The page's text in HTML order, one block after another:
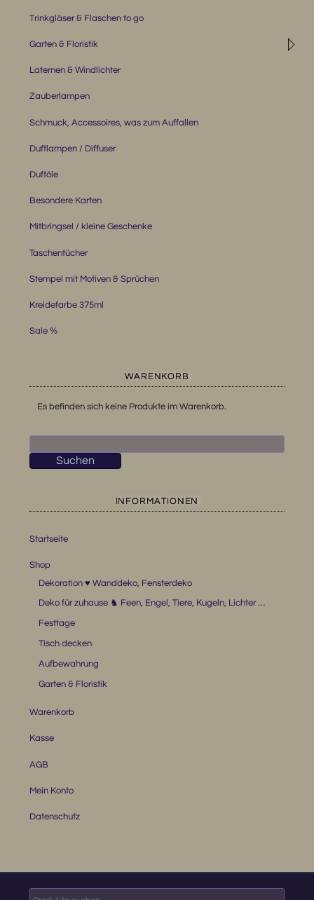
Trinkgläser & Flaschen to go
◹
Garten & Floristik
Laternen & Windlichter
Zauberlampen
Schmuck, Accessoires, was zum Auffallen
Duftlampen / Diffuser
Duftöle
Besondere Karten
Mitbringsel / kleine Geschenke
Taschentücher
Stempel mit Motiven & Sprüchen
Kreidefarbe 375ml
Sale %
WARENKORB
Es befinden sich keine Produkte im Warenkorb.
nach: Suchen
INFORMATIONEN
Startseite
Shop
Dekoration ♥ Wanddeko, Fensterdeko
Deko für zuhause ♞ Feen, Engel, Tiere, Kugeln, Lichter …
Festtage
Tisch decken
Aufbewahrung
Garten & Floristik
Warenkorb
Kasse
AGB
Mein Konto
Datenschutz